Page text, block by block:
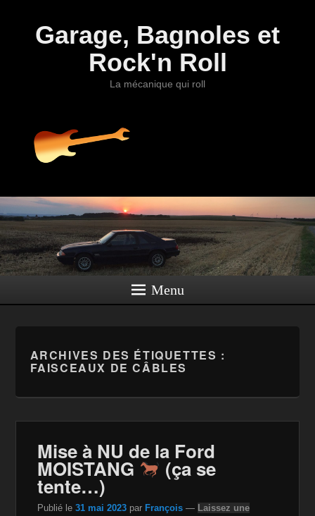
Garage, Bagnoles et
Rock'n Roll
La mécanique qui roll
Menu
ARCHIVES DES ÉTIQUETTES :
FAISCEAUX DE CÂBLES
Mise à NU de la Ford
MOISTANG (ça se
tente…)
Publié le31 mai 2023 par François — Laissez une